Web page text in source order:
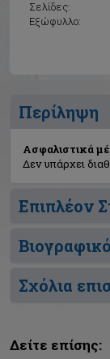
Σελίδες:
Εξώφυλλο:
Περίληψη
Ασφαλιστικά
Δεν υπάρχει
Επιπλέον
Σχόλια
Δείτε επίσης: